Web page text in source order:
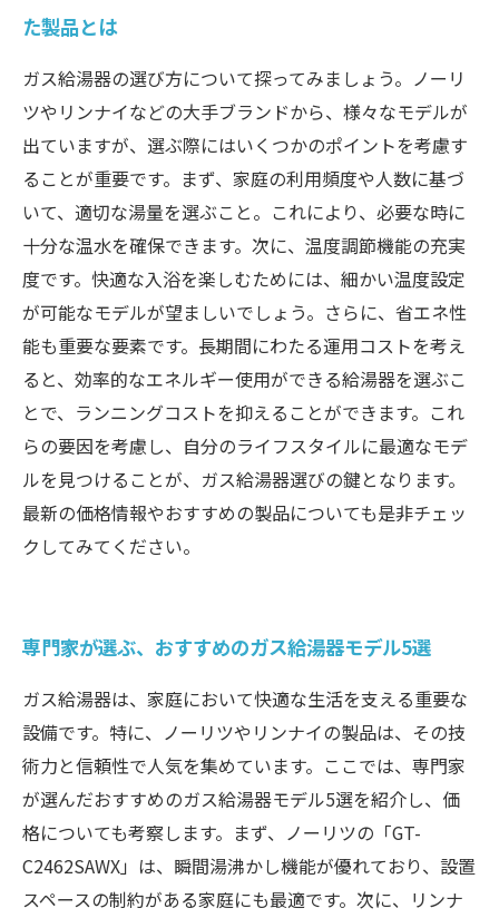
た製品とは
ガス給湯器の選び方について探ってみましょう。ノーリ
ツやリンナイなどの大手ブランドから、様々なモデルが
出ていますが、選ぶ際にはいくつかのポイントを考慮す
ることが重要です。まず、家庭の利用頻度や人数に基づ
いて、適切な湯量を選ぶこと。これにより、必要な時に
十分な温水を確保できます。次に、温度調節機能の充実
度です。快適な入浴を楽しむためには、細かい温度設定
が可能なモデルが望ましいでしょう。さらに、省エネ性
能も重要な要素です。長期間にわたる運用コストを考え
ると、効率的なエネルギー使用ができる給湯器を選ぶこ
とで、ランニングコストを抑えることができます。これ
らの要因を考慮し、自分のライフスタイルに最適なモデ
ルを見つけることが、ガス給湯器選びの鍵となります。
最新の価格情報やおすすめの製品についても是非チェッ
クしてみてください。
専門家が選ぶ、おすすめのガス給湯器モデル5選
ガス給湯器は、家庭において快適な生活を支える重要な
設備です。特に、ノーリツやリンナイの製品は、その技
術力と信頼性で人気を集めています。ここでは、専門家
が選んだおすすめのガス給湯器モデル5選を紹介し、価
格についても考察します。まず、ノーリツの「GT-
C2462SAWX」は、瞬間湯沸かし機能が優れており、設置
スペースの制約がある家庭にも最適です。次に、リンナ